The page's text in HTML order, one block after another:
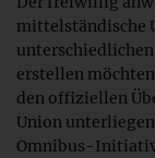
mittelständische
erstellen
den offiziellen
Union
Omnibus-